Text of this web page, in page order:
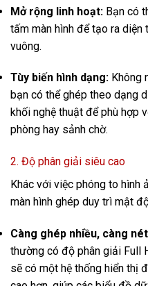
Mở rộng linh hoạt: Bạn có
tấm màn hình để tạo ra diện
vuông.
Tùy biến hình dạng: Không
bạn có thể ghép theo dạng
khối nghệ thuật để phù hợp
phòng hay sảnh chờ.
2. Độ phân giải siêu cao
Khác với việc phóng to hình
màn hình ghép duy trì mật
Càng ghép nhiều, càng
thường có độ phân giải Full
sẽ có một hệ thống hiển thị